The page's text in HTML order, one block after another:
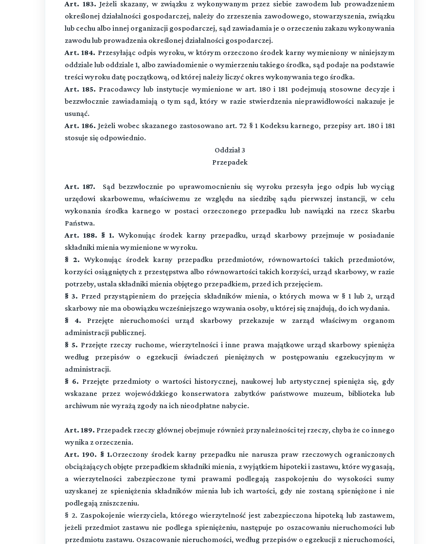
Art. 183. Jeżeli skazany, w związku z wykonywanym przez siebie zawodem lub prowadzeniem
określonej działalności gospodarczej, należy do zrzeszenia zawodowego, stowarzyszenia, związku
lub cechu albo innej organizacji gospodarczej, sąd zawiadamia je o orzeczeniu zakazu wykonywania
zawodu lub prowadzenia określonej działalności gospodarczej.
Art. 184. Przesyłając odpis wyroku, w którym orzeczono środek karny wymieniony w niniejszym
oddziale lub oddziale 1, albo zawiadomienie o wymierzeniu takiego środka, sąd podaje na podstawie
treści wyroku datę początkową, od której należy liczyć okres wykonywania tego środka.
Art. 185. Pracodawcy lub instytucje wymienione w art. 180 i 181 podejmują stosowne decyzje i
bezzwłocznie zawiadamiają o tym sąd, który w razie stwierdzenia nieprawidłowości nakazuje je
usunąć.
Art. 186. Jeżeli wobec skazanego zastosowano art. 72 § 1 Kodeksu karnego, przepisy art. 180 i 181
stosuje się odpowiednio.
Oddział 3
Przepadek
Art. 187. Sąd bezzwłocznie po uprawomocnieniu się wyroku przesyła jego odpis lub wyciąg
urzędowi skarbowemu, właściwemu ze względu na siedzibę sądu pierwszej instancji, w celu
wykonania środka karnego w postaci orzeczonego przepadku lub nawiązki na rzecz Skarbu
Państwa.
Art. 188. § 1. Wykonując środek karny przepadku, urząd skarbowy przejmuje w posiadanie
składniki mienia wymienione w wyroku.
§ 2. Wykonując środek karny przepadku przedmiotów, równowartości takich przedmiotów,
korzyści osiągniętych z przestępstwa albo równowartości takich korzyści, urząd skarbowy, w razie
potrzeby, ustala składniki mienia objętego przepadkiem, przed ich przejęciem.
§ 3. Przed przystąpieniem do przejęcia składników mienia, o których mowa w § 1 lub 2, urząd
skarbowy nie ma obowiązku wcześniejszego wzywania osoby, u której się znajdują, do ich wydania.
§ 4. Przejęte nieruchomości urząd skarbowy przekazuje w zarząd właściwym organom
administracji publicznej.
§ 5. Przejęte rzeczy ruchome, wierzytelności i inne prawa majątkowe urząd skarbowy spienięża
według przepisów o egzekucji świadczeń pieniężnych w postępowaniu egzekucyjnym w
administracji.
§ 6. Przejęte przedmioty o wartości historycznej, naukowej lub artystycznej spienięża się, gdy
wskazane przez wojewódzkiego konserwatora zabytków państwowe muzeum, biblioteka lub
archiwum nie wyrażą zgody na ich nieodpłatne nabycie.
Art. 189. Przepadek rzeczy głównej obejmuje również przynależności tej rzeczy, chyba że co innego
wynika z orzeczenia.
Art. 190. § 1.Orzeczony środek karny przepadku nie narusza praw rzeczowych ograniczonych
obciążających objęte przepadkiem składniki mienia, z wyjątkiem hipoteki i zastawu, które wygasają,
a wierzytelności zabezpieczone tymi prawami podlegają zaspokojeniu do wysokości sumy
uzyskanej ze spieniężenia składników mienia lub ich wartości, gdy nie zostaną spieniężone i nie
podlegają zniszczeniu.
§ 2. Zaspokojenie wierzyciela, którego wierzytelność jest zabezpieczona hipoteką lub zastawem,
jeżeli przedmiot zastawu nie podlega spieniężeniu, następuje po oszacowaniu nieruchomości lub
przedmiotu zastawu. Oszacowanie nieruchomości, według przepisów o egzekucji z nieruchomości,